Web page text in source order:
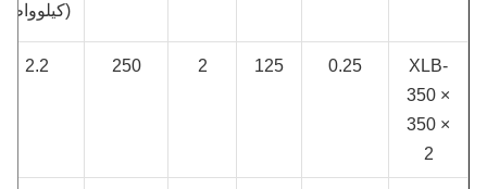
(كيلوواط)
XLB-
350 ×
350 ×
2
0.25
125
2
250
2.2